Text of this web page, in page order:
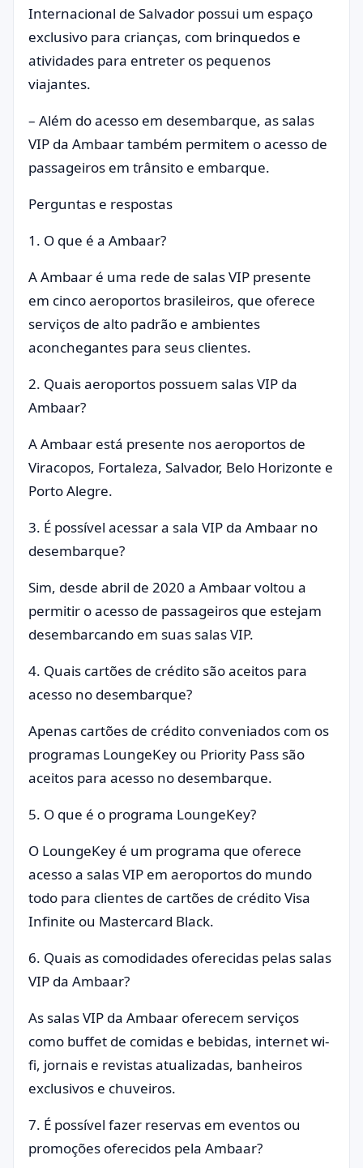
Internacional de Salvador possui um espaço
exclusivo para crianças, com brinquedos e
atividades para entreter os pequenos
viajantes.
– Além do acesso em desembarque, as salas
VIP da Ambaar também permitem o acesso de
passageiros em trânsito e embarque.
Perguntas e respostas
1. O que é a Ambaar?
A Ambaar é uma rede de salas VIP presente
em cinco aeroportos brasileiros, que oferece
serviços de alto padrão e ambientes
aconchegantes para seus clientes.
2. Quais aeroportos possuem salas VIP da
Ambaar?
A Ambaar está presente nos aeroportos de
Viracopos, Fortaleza, Salvador, Belo Horizonte e
Porto Alegre.
3. É possível acessar a sala VIP da Ambaar no
desembarque?
Sim, desde abril de 2020 a Ambaar voltou a
permitir o acesso de passageiros que estejam
desembarcando em suas salas VIP.
4. Quais cartões de crédito são aceitos para
acesso no desembarque?
Apenas cartões de crédito conveniados com os
programas LoungeKey ou Priority Pass são
aceitos para acesso no desembarque.
5. O que é o programa LoungeKey?
O LoungeKey é um programa que oferece
acesso a salas VIP em aeroportos do mundo
todo para clientes de cartões de crédito Visa
Infinite ou Mastercard Black.
6. Quais as comodidades oferecidas pelas salas
VIP da Ambaar?
As salas VIP da Ambaar oferecem serviços
como buffet de comidas e bebidas, internet wi-
fi, jornais e revistas atualizadas, banheiros
exclusivos e chuveiros.
7. É possível fazer reservas em eventos ou
promoções oferecidos pela Ambaar?